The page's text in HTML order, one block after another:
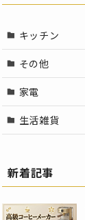
キッチン
その他
家電
生活雑貨
新着記事